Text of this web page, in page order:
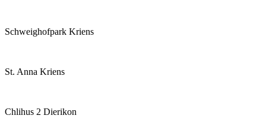
Schweighofpark Kriens
St. Anna Kriens
Chlihus 2 Dierikon